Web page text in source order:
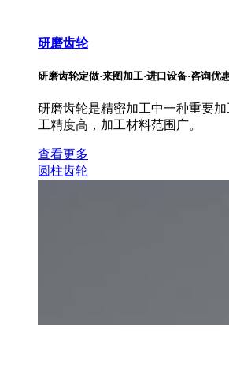
研磨齿轮
研磨齿轮定做·来图加工·进口设备·咨询优
研磨齿轮是精密加工中一种重要
工精度高，加工材料范围广。
查看更多
圆柱齿轮